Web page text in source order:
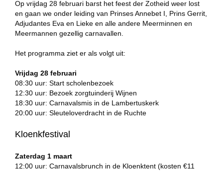
Op vrijdag 28 februari barst het feest der Zotheid weer lost
en gaan we onder leiding van Prinses Annebet I, Prins Gerrit,
Adjudantes Eva en Lieke en alle andere Meerminnen en
Meermannen gezellig carnavallen.
Het programma ziet er als volgt uit:
Vrijdag 28 februari
08:30 uur: Start scholenbezoek
12:30 uur: Bezoek zorgtuinderij Wijnen
18:30 uur: Carnavalsmis in de Lambertuskerk
20:00 uur: Sleuteloverdracht in de Ruchte
Kloenkfestival
Zaterdag 1 maart
12:00 uur: Carnavalsbrunch in de Kloenktent (kosten €11